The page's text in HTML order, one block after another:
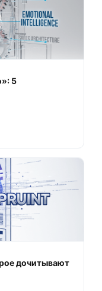
5
дочитывают